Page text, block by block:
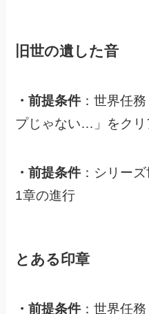
旧世の遺した音
・前提条件 ：世界任
プじゃない…」をクリ
・前提条件 ：シリー
1章の進行
とある印章
・前提条件 ：世界任